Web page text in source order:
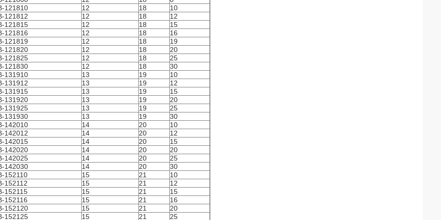
121810
12 18
10
121812
12 18
12
121815
12 18
15
121816
12 18
16
121819
12 18
19
121820
12 18
20
121825
12 18
25
121830
12 18
30
131910
13 19
10
131912
13 19
12
131915
13 19
15
131920
13 19
20
131925
13 19
25
131930
13 19
30
142010
14 20
10
142012
14 20
12
142015
14 20
15
142020
14 20
20
142025
14 20
25
142030
14 20
30
152110
15 21
10
152112
15 21
12
152115
15 21
15
152116
15 21
16
152120
15 21
20
152125
15 21 25